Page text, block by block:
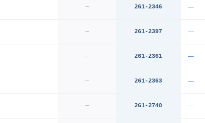
— 261-2346 —
— 261-2397 —
— 261-2361 —
— 261-2363 —
— 261-2740 —